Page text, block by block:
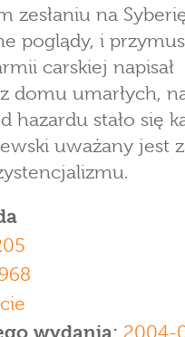
zesłaniu na
poglądy, i
carskiej napisał
domu umarłych,
hazardu stało się
uważany jest
968
wydania: 2004-